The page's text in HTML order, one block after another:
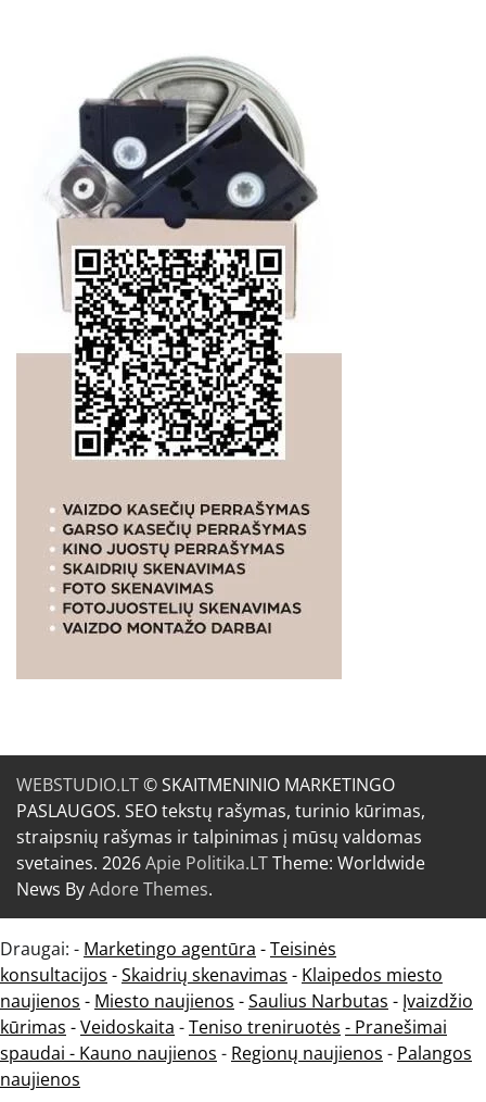
WEBSTUDIO.LT© SKAITMENINIO MARKETINGO
PASLAUGOS. SEO tekstų rašymas, turinio kūrimas,
straipsnių rašymas ir talpinimas į mūsų valdomas
svetaines. 2026Apie Politika.LTTheme: Worldwide
News ByAdore Themes.
Draugai: - Marketingo agentūra -Teisinės
konsultacijos -Skaidrių skenavimas - Klaipedos miesto
naujienos - Miesto naujienos -Saulius Narbutas - Įvaizdžio
kūrimas -Veidoskaita -Teniso treniruotės - Pranešimai
spaudai - Kauno naujienos - Regionų naujienos - Palangos
naujienos